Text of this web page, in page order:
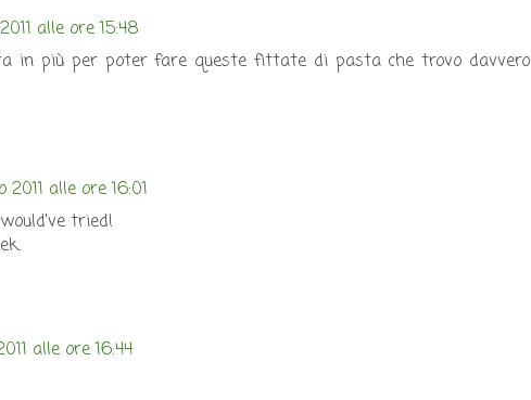
alle ore 15:48
in più per poter fare queste fittate di pasta che trovo davvero
alle ore 16:01
tried!
alle ore 16:44